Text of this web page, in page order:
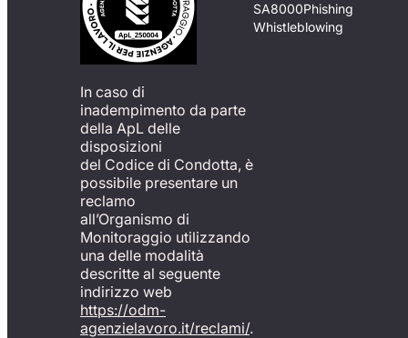
In caso di
inadempimento da parte
della ApL delle
disposizioni
del Codice di Condotta, è
possibile presentare un
reclamo
all’Organismo di
Monitoraggio utilizzando
una delle modalità
descritte al seguente
indirizzo web
https://odm-
agenzielavoro.it/reclami/.
SA8000Phishing
Whistleblowing